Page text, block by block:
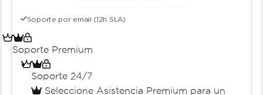
Soporte por email (12h SLA)
Soporte Premium
Soporte 24/7
Seleccione Asistencia Premium para un